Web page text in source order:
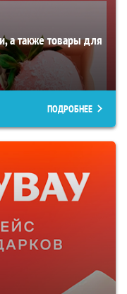
а также товары для
ПОДРОБНЕЕ